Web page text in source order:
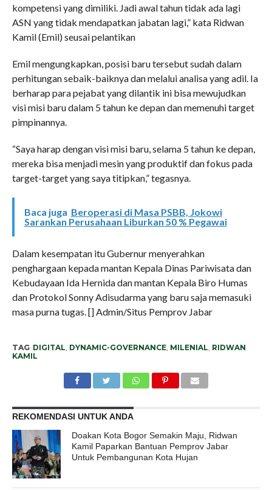
kompetensi yang dimiliki. Jadi awal tahun tidak ada lagi
ASN yang tidak mendapatkan jabatan lagi,” kata Ridwan
Kamil (Emil) seusai pelantikan
Emil mengungkapkan, posisi baru tersebut sudah dalam
perhitungan sebaik-baiknya dan melalui analisa yang adil. Ia
berharap para pejabat yang dilantik ini bisa mewujudkan
visi misi baru dalam 5 tahun ke depan dan memenuhi target
pimpinannya.
“Saya harap dengan visi misi baru, selama 5 tahun ke depan,
mereka bisa menjadi mesin yang produktif dan fokus pada
target-target yang saya titipkan,” tegasnya.
Baca juga Beroperasi di Masa PSBB, Jokowi
Sarankan Perusahaan Liburkan 50 % Pegawai
Dalam kesempatan itu Gubernur menyerahkan
penghargaan kepada mantan Kepala Dinas Pariwisata dan
Kebudayaan Ida Hernida dan mantan Kepala Biro Humas
dan Protokol Sonny Adisudarma yang baru saja memasuki
masa purna tugas. [] Admin/Situs Pemprov Jabar
TAG DIGITAL, DYNAMIC-GOVERNANCE, MILENIAL, RIDWAN
KAMIL
REKOMENDASI UNTUK ANDA
Doakan Kota Bogor Semakin Maju, Ridwan
Kamil Paparkan Bantuan Pemprov Jabar
Untuk Pembangunan Kota Hujan